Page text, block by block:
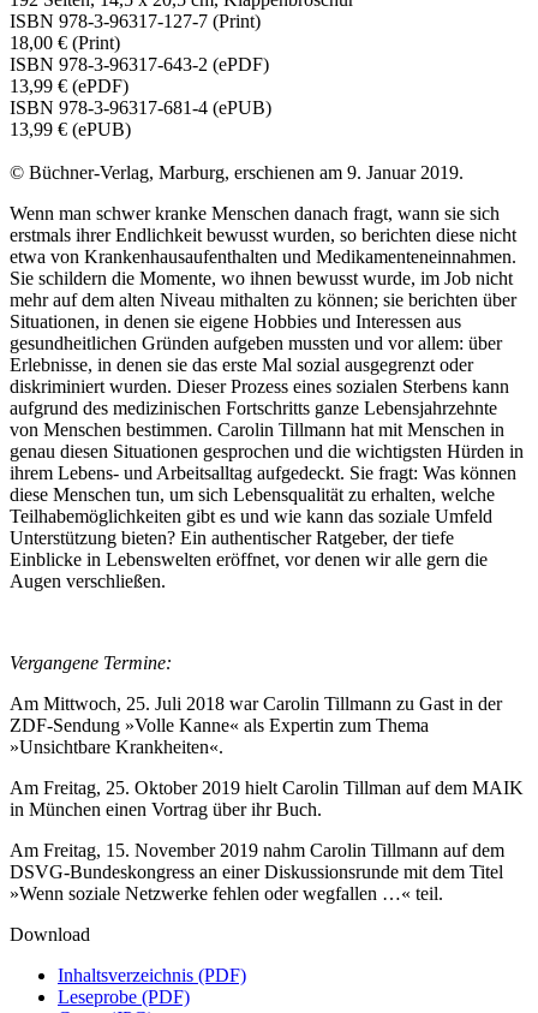
ISBN 978-3-96317-127-7 (Print)
18,00 € (Print)
ISBN 978-3-96317-643-2 (ePDF)
13,99 € (ePDF)
ISBN 978-3-96317-681-4 (ePUB)
13,99 € (ePUB)
© Büchner-Verlag, Marburg, erschienen am 9. Januar 2019.
Wenn man schwer kranke Menschen danach fragt, wann sie sich
erstmals ihrer Endlichkeit bewusst wurden, so berichten diese nicht
etwa von Krankenhausaufenthalten und Medikamenteneinnahmen.
Sie schildern die Momente, wo ihnen bewusst wurde, im Job nicht
mehr auf dem alten Niveau mithalten zu können; sie berichten über
Situationen, in denen sie eigene Hobbies und Interessen aus
gesundheitlichen Gründen aufgeben mussten und vor allem: über
Erlebnisse, in denen sie das erste Mal sozial ausgegrenzt oder
diskriminiert wurden. Dieser Prozess eines sozialen Sterbens kann
aufgrund des medizinischen Fortschritts ganze Lebensjahrzehnte
von Menschen bestimmen. Carolin Tillmann hat mit Menschen in
genau diesen Situationen gesprochen und die wichtigsten Hürden in
ihrem Lebens- und Arbeitsalltag aufgedeckt. Sie fragt: Was können
diese Menschen tun, um sich Lebensqualität zu erhalten, welche
Teilhabemöglichkeiten gibt es und wie kann das soziale Umfeld
Unterstützung bieten? Ein authentischer Ratgeber, der tiefe
Einblicke in Lebenswelten eröffnet, vor denen wir alle gern die
Augen verschließen.
Vergangene Termine:
Am Mittwoch, 25. Juli 2018 war Carolin Tillmann zu Gast in der
ZDF-Sendung »Volle Kanne« als Expertin zum Thema
»Unsichtbare Krankheiten«.
Am Freitag, 25. Oktober 2019 hielt Carolin Tillman auf dem MAIK
in München einen Vortrag über ihr Buch.
Am Freitag, 15. November 2019 nahm Carolin Tillmann auf dem
DSVG-Bundeskongress an einer Diskussionsrunde mit dem Titel
»Wenn soziale Netzwerke fehlen oder wegfallen …« teil.
Download
Inhaltsverzeichnis (PDF)
Leseprobe (PDF)